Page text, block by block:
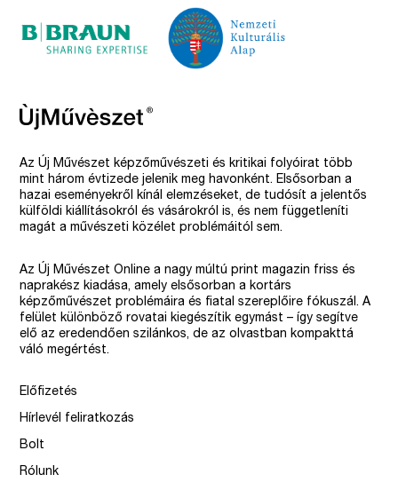
Az Új Művészet képzőművészeti és kritikai folyóirat több
mint három évtizede jelenik meg havonként. Elsősorban a
hazai eseményekről kínál elemzéseket, de tudósít a jelentős
külföldi kiállításokról és vásárokról is, és nem függetleníti
magát a művészeti közélet problémáitól sem.
Az Új Művészet Online a nagy múltú print magazin friss és
naprakész kiadása, amely elsősorban a kortárs
képzőművészet problémáira és fiatal szereplőire fókuszál. A
felület különböző rovatai kiegészítik egymást – így segítve
elő az eredendően szilánkos, de az olvastban kompakttá
váló megértést.
Előfizetés
Hírlevél feliratkozás
Bolt
Rólunk